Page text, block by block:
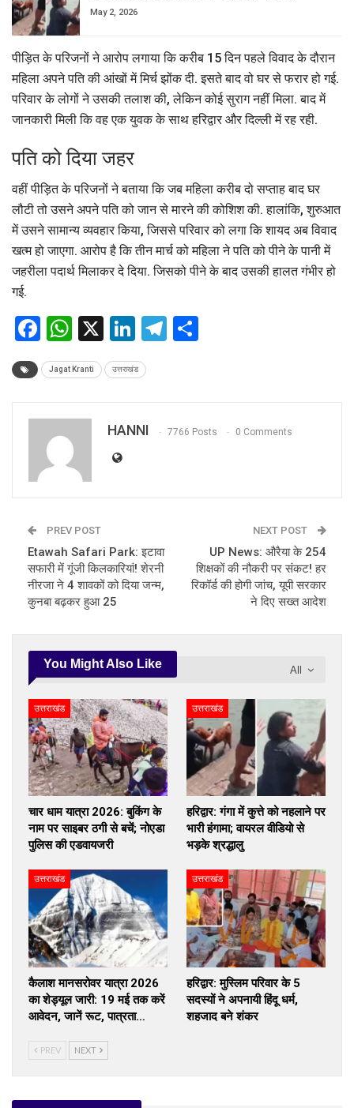
May 2, 2026
पीड़ित के परिजनों ने आरोप लगाया कि करीब 15 दिन पहले विवाद के दौरान
महिला अपने पति की आंखों में मिर्च झोंक दी. इसते बाद वो घर से फरार हो गई.
परिवार के लोगों ने उसकी तलाश की, लेकिन कोई सुराग नहीं मिला. बाद में
जानकारी मिली कि वह एक युवक के साथ हरिद्वार और दिल्ली में रह रही.
पति को दिया जहर
वहीं पीड़ित के परिजनों ने बताया कि जब महिला करीब दो सप्ताह बाद घर
लौटी तो उसने अपने पति को जान से मारने की कोशिश की. हालांकि, शुरुआत
में उसने सामान्य व्यवहार किया, जिससे परिवार को लगा कि शायद अब विवाद
खत्म हो जाएगा. आरोप है कि तीन मार्च को महिला ने पति को पीने के पानी में
जहरीला पदार्थ मिलाकर दे दिया. जिसको पीने के बाद उसकी हालत गंभीर हो
गई.
Facebook
WhatsApp
X LinkedIn
Telegram
Jagat Kranti उत्तराखंड
HANNI 7766 Posts 0 Comments
PREV POST
Etawah Safari Park: इटावा
सफारी में गूंजी किलकारियां! शेरनी
नीरजा ने 4 शावकों को दिया जन्म,
कुनबा बढ़कर हुआ 25
NEXT POST
UP News: औरैया के 254
शिक्षकों की नौकरी पर संकट! हर
रिकॉर्ड की होगी जांच, यूपी सरकार
ने दिए सख्त आदेश
All
You Might Also Like
उत्तराखंड
चार धाम यात्रा 2026: बुकिंग के
नाम पर साइबर ठगी से बचें; नोएडा
पुलिस की एडवायजरी
उत्तराखंड
हरिद्वार: गंगा में कुत्ते को नहलाने पर
भारी हंगामा; वायरल वीडियो से
भड़के श्रद्धालु
उत्तराखंड
कैलाश मानसरोवर यात्रा 2026
का शेड्यूल जारी: 19 मई तक करें
आवेदन, जानें रूट, पात्रता…
उत्तराखंड
हरिद्वार: मुस्लिम परिवार के 5
सदस्यों ने अपनायी हिंदू धर्म,
शहजाद बने शंकर
PREV NEXT